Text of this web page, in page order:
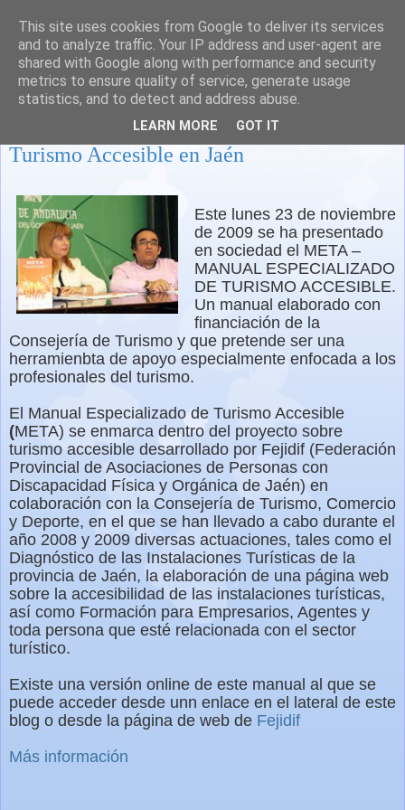
Se presentan el Manual Especializado de
Turismo Accesible en Jaén
Este lunes 23 de noviembre
de 2009 se ha presentado
en sociedad el META –
MANUAL ESPECIALIZADO
DE TURISMO ACCESIBLE.
Un manual elaborado con
financiación de la
Consejería de Turismo y que pretende ser una
herramienbta de apoyo especialmente enfocada a los
profesionales del turismo.
El Manual Especializado de Turismo Accesible
(META) se enmarca dentro del proyecto sobre
turismo accesible desarrollado por Fejidif (Federación
Provincial de Asociaciones de Personas con
Discapacidad Física y Orgánica de Jaén) en
colaboración con la Consejería de Turismo, Comercio
y Deporte, en el que se han llevado a cabo durante el
año 2008 y 2009 diversas actuaciones, tales como el
Diagnóstico de las Instalaciones Turísticas de la
provincia de Jaén, la elaboración de una página web
sobre la accesibilidad de las instalaciones turísticas,
así como Formación para Empresarios, Agentes y
toda persona que esté relacionada con el sector
turístico.
Existe una versión online de este manual al que se
puede acceder desde unn enlace en el lateral de este
blog o desde la página de web de Fejidif
Más información
This site uses cookies from Google to deliver its services
and to analyze traffic. Your IP address and user-agent are
shared with Google along with performance and security
metrics to ensure quality of service, generate usage
statistics, and to detect and address abuse.
LEARN MORE GOT IT